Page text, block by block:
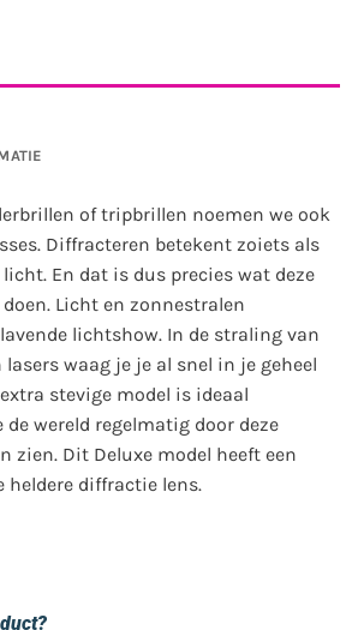
of tripbrillen noemen we ook
Diffracteren betekent zoiets als
En dat is dus precies wat deze
Licht en zonnestralen
lichtshow. In de straling van
waag je je al snel in je geheel
stevige model is ideaal
wereld regelmatig door deze
zien. Dit Deluxe model heeft een
heldere diffractie lens.